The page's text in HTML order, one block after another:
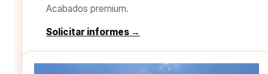
Acabados premium.
Solicitar informes →